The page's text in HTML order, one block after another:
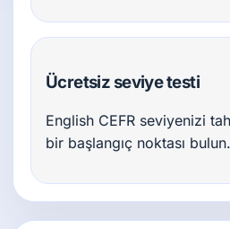
Ücretsiz seviye testi
English CEFR seviyenizi
bir başlangıç noktası bulun.